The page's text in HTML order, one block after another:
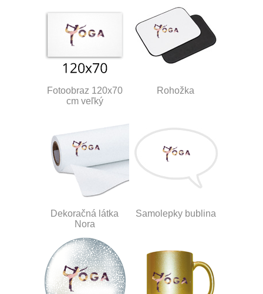
Fotoobraz 120x70
cm veľký
Rohožka
Dekoračná látka
Nora
Samolepky bublina